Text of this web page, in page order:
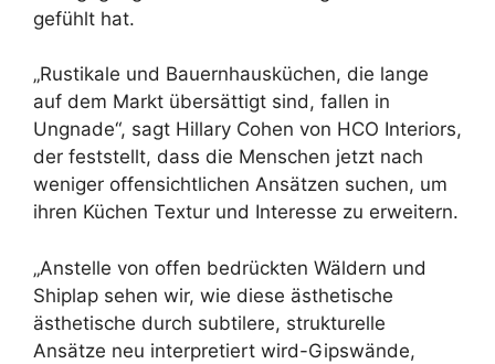
gefühlt hat.
„Rustikale und Bauernhausküchen, die lange
auf dem Markt übersättigt sind, fallen in
Ungnade“, sagt Hillary Cohen von HCO Interiors,
der feststellt, dass die Menschen jetzt nach
weniger offensichtlichen Ansätzen suchen, um
ihren Küchen Textur und Interesse zu erweitern.
„Anstelle von offen bedrückten Wäldern und
Shiplap sehen wir, wie diese ästhetische
ästhetische durch subtilere, strukturelle
Ansätze neu interpretiert wird-Gipswände,